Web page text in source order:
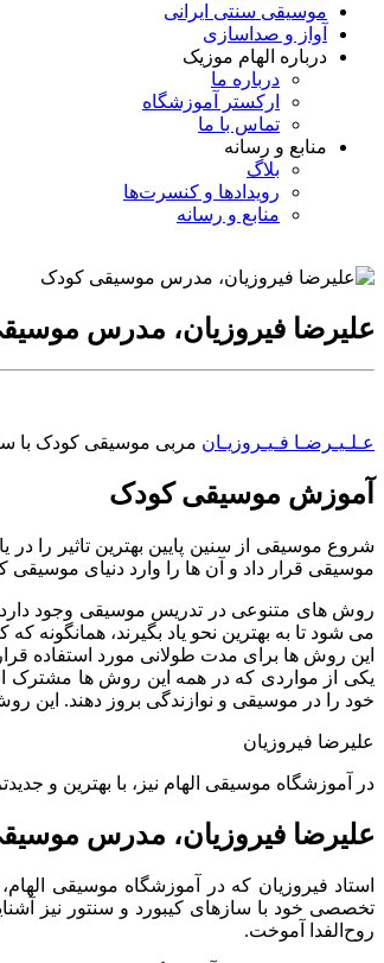
موسیقی سنتی ایرانی
آواز و صداسازی
درباره الهام موزیک
درباره ما
ارکستر آموزشگاه
تماس با ما
منابع و رسانه
بلاگ
رویدادها و کنسرت‌ها
منابع و رسانه
علیرضا فیروزیان، مدرس
عـلـیـرضـا فـیـروزیـان مربی موسیقی کودک با
آموزش موسیقی کودک
شروع موسیقی از سنین پایین بهترین تاثیر را
موسیقی قرار داد و آن ها را وارد دنیای موسیقی
روش های متنوعی در تدریس موسیقی وجود دارد
می شود تا به بهترین نحو یاد بگیرند، همانگونه
این روش ها برای مدت طولانی مورد استفاده
یکی از مواردی که در همه این روش ها مشترک
خود را در موسیقی و نوازندگی بروز دهند.
علیرضا فیروزیان
در آموزشگاه موسیقی الهام نیز، با بهترین و
علیرضا فیروزیان، مدرس
استاد فیروزیان که در آموزشگاه موسیقی
تخصصی خود با سازهای کیبورد و سنتور نیز
روح‌الفدا آموخت.